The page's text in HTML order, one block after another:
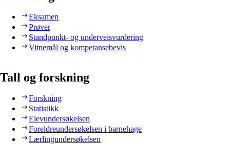
Eksamen
Prøver
Standpunkt- og underveisvurdering
Vitnemål og kompetansebevis
Tall og forskning
Forskning
Statistikk
Elevundersøkelsen
Foreldreundersøkelsen i barnehage
Lærlingundersøkelsen